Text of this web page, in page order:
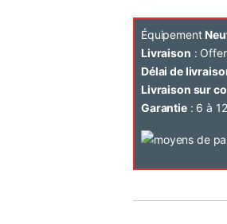
Équipement
Livraison :
Délai de
Livraison sur
Garantie: 6 à